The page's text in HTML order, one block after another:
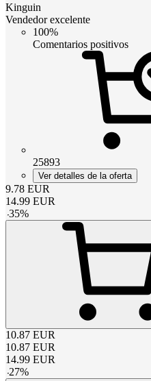
Kinguin
Vendedor excelente
100%
Comentarios positivos
25893
Ver detalles de la oferta
9.78 EUR
14.99 EUR
-35%
10.87 EUR
10.87 EUR
14.99 EUR
-27%